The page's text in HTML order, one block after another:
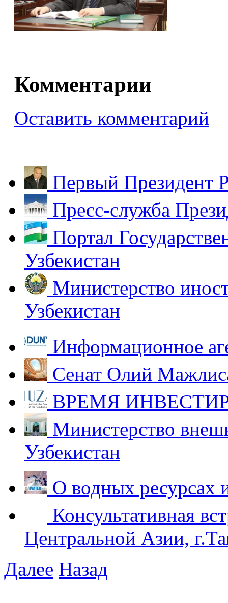
Комментарии
Оставить комментарий
Первый Президент
Пресс-служба
Портал
Узбекистан
Министерство
Узбекистан
Информационное
Сенат Олий
ВРЕМЯ
Министерство
Узбекистан
О водных ресурсах
Консультативная
Центральной Азии,
Далее Назад